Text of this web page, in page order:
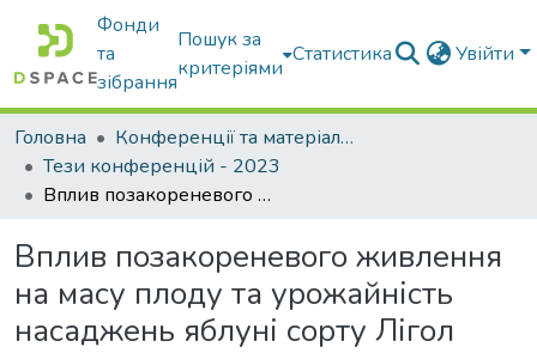
Фонди
та
зібрання
Пошук за
критеріями
Статистика Увійти
Головна
Конференції та матеріали конференцій
Тези конференцій - 2023
Вплив позакореневого живлення на масу плоду та урожайність насаджень яблуні сорту Лігол
Вплив позакореневого живлення
на масу плоду та урожайність
насаджень яблуні сорту Лігол